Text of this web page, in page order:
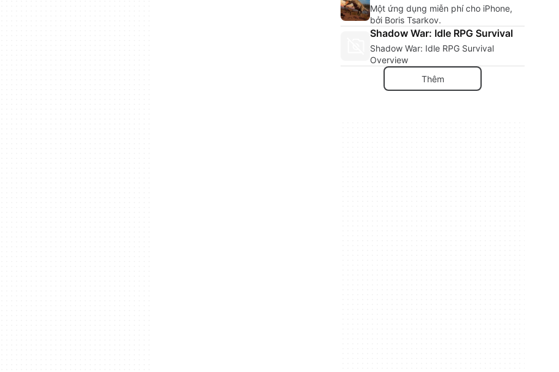
Một ứng dụng miễn phí cho iPhone,
bởi Boris Tsarkov.
Shadow War: Idle RPG Survival
Shadow War: Idle RPG Survival
Overview
Thêm